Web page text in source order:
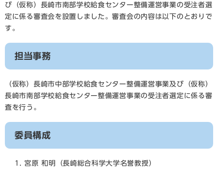
び（仮称）長崎市南部学校給食センター整備運営事業の受注者選
定に係る審査会を設置しました。審査会の内容は以下のとおりで
す。
担当事務
（仮称）長崎市中部学校給食センター整備運営事業及び（仮称）
長崎市南部学校給食センター整備運営事業の受注者選定に係る審
査を行う。
委員構成
宮原 和明（長崎総合科学大学名誉教授）